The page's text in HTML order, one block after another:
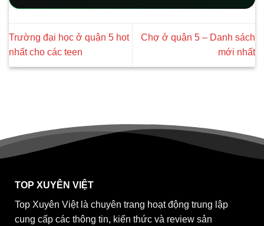
Trường đại học ở quận 5 hot
nhất cho các teen
Chợ ở quận 5 – Danh sách
mới nhất
TOP XUYÊN VIỆT
Top Xuyên Việt là chuyên trang hoạt động trung lập
cung cấp các thông tin, kiến thức và review sản